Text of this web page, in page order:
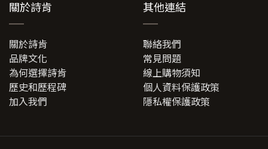
關於詩肯
關於詩肯
品牌文化
為何選擇詩肯
歷史和歷程碑
加入我們
其他連結
聯絡我們
常見問題
線上購物須知
個人資料保護政策
隱私權保護政策